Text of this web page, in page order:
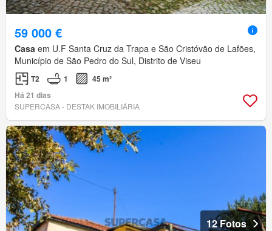
59 000 €
Casa em U.F Santa Cruz da Trapa e São Cristóvão de Lafões,
Município de São Pedro do Sul, Distrito de Viseu
T2 1
45 m²
Há 21 dias
SUPERCASA - DESTAK IMOBILIÁRIA
12 Fotos